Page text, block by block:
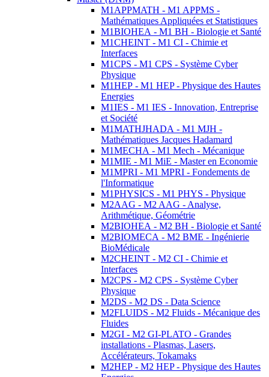
M1APPMATH - M1 APPMS -
Mathématiques Appliquées et Statistiques
M1BIOHEA - M1 BH - Biologie et Santé
M1CHEINT - M1 CI - Chimie et
Interfaces
M1CPS - M1 CPS - Système Cyber
Physique
M1HEP - M1 HEP - Physique des Hautes
Energies
M1IES - M1 IES - Innovation, Entreprise
et Société
M1MATHJHADA - M1 MJH -
Mathématiques Jacques Hadamard
M1MECHA - M1 Mech - Mécanique
M1MIE - M1 MiE - Master en Economie
M1MPRI - M1 MPRI - Fondements de
l'Informatique
M1PHYSICS - M1 PHYS - Physique
M2AAG - M2 AAG - Analyse,
Arithmétique, Géométrie
M2BIOHEA - M2 BH - Biologie et Santé
M2BIOMECA - M2 BME - Ingénierie
BioMédicale
M2CHEINT - M2 CI - Chimie et
Interfaces
M2CPS - M2 CPS - Système Cyber
Physique
M2DS - M2 DS - Data Science
M2FLUIDS - M2 Fluids - Mécanique des
Fluides
M2GI - M2 GI-PLATO - Grandes
installations - Plasmas, Lasers,
Accélérateurs, Tokamaks
M2HEP - M2 HEP - Physique des Hautes